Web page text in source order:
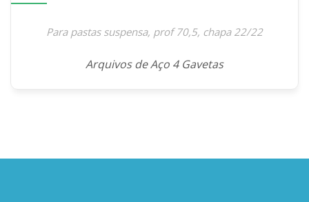
Para pastas suspensa, prof 70,5, chapa 22/22
Arquivos de Aço 4 Gavetas